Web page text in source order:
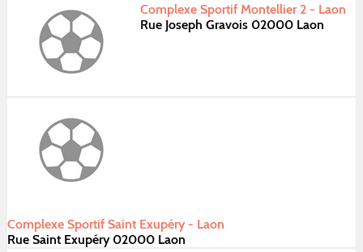
Complexe Sportif Montellier 2 - Laon
Rue Joseph Gravois 02000 Laon
Complexe Sportif Saint Exupéry - Laon
Rue Saint Exupéry 02000 Laon